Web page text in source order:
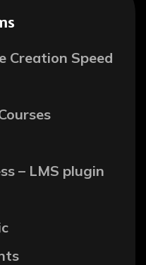
Creation Speed
– LMS plugin